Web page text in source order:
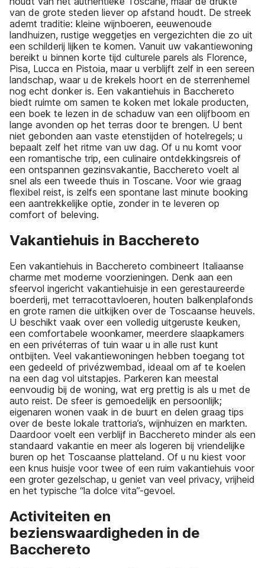
van de grote steden liever op afstand houdt. De streek
ademt traditie: kleine wijnboeren, eeuwenoude
landhuizen, rustige weggetjes en vergezichten die zo uit
een schilderij lijken te komen. Vanuit uw vakantiewoning
bereikt u binnen korte tijd culturele parels als Florence,
Pisa, Lucca en Pistoia, maar u verblijft zelf in een sereen
landschap, waar u de krekels hoort en de sterrenhemel
nog echt donker is. Een vakantiehuis in Bacchereto
biedt ruimte om samen te koken met lokale producten,
een boek te lezen in de schaduw van een olijfboom en
lange avonden op het terras door te brengen. U bent
niet gebonden aan vaste etenstijden of hotelregels; u
bepaalt zelf het ritme van uw dag. Of u nu komt voor
een romantische trip, een culinaire ontdekkingsreis of
een ontspannen gezinsvakantie, Bacchereto voelt al
snel als een tweede thuis in Toscane. Voor wie graag
flexibel reist, is zelfs een spontane last minute booking
een aantrekkelijke optie, zonder in te leveren op
comfort of beleving.
Vakantiehuis in Bacchereto
Een vakantiehuis in Bacchereto combineert Italiaanse
charme met moderne voorzieningen. Denk aan een
sfeervol ingericht vakantiehuisje in een gerestaureerde
boerderij, met terracottavloeren, houten balkenplafonds
en grote ramen die uitkijken over de Toscaanse heuvels.
U beschikt vaak over een volledig uitgeruste keuken,
een comfortabele woonkamer, meerdere slaapkamers
en een privéterras of tuin waar u in alle rust kunt
ontbijten. Veel vakantiewoningen hebben toegang tot
een gedeeld of privézwembad, ideaal om af te koelen
na een dag vol uitstapjes. Parkeren kan meestal
eenvoudig bij de woning, wat erg prettig is als u met de
auto reist. De sfeer is gemoedelijk en persoonlijk;
eigenaren wonen vaak in de buurt en delen graag tips
over de beste lokale trattoria’s, wijnhuizen en markten.
Daardoor voelt een verblijf in Bacchereto minder als een
standaard vakantie en meer als logeren bij vriendelijke
buren op het Toscaanse platteland. Of u nu kiest voor
een knus huisje voor twee of een ruim vakantiehuis voor
een groter gezelschap, u geniet van veel privacy, vrijheid
en het typische “la dolce vita”-gevoel.
Activiteiten en
bezienswaardigheden in de
Bacchereto